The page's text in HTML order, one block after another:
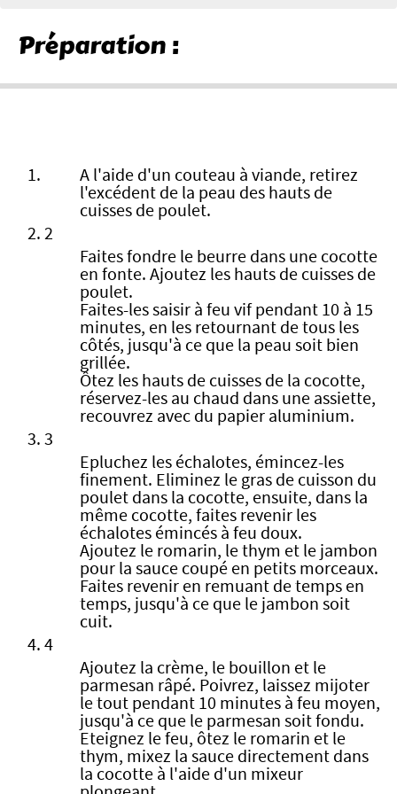
Préparation :
A l'aide d'un couteau à viande, retirez
l'excédent de la peau des hauts de
cuisses de poulet.
2
Faites fondre le beurre dans une cocotte
en fonte. Ajoutez les hauts de cuisses de
poulet.
Faites-les saisir à feu vif pendant 10 à 15
minutes, en les retournant de tous les
côtés, jusqu'à ce que la peau soit bien
grillée.
Ôtez les hauts de cuisses de la cocotte,
réservez-les au chaud dans une assiette,
recouvrez avec du papier aluminium.
3
Epluchez les échalotes, émincez-les
finement. Eliminez le gras de cuisson du
poulet dans la cocotte, ensuite, dans la
même cocotte, faites revenir les
échalotes émincés à feu doux.
Ajoutez le romarin, le thym et le jambon
pour la sauce coupé en petits morceaux.
Faites revenir en remuant de temps en
temps, jusqu'à ce que le jambon soit
cuit.
4
Ajoutez la crème, le bouillon et le
parmesan râpé. Poivrez, laissez mijoter
le tout pendant 10 minutes à feu moyen,
jusqu'à ce que le parmesan soit fondu.
Eteignez le feu, ôtez le romarin et le
thym, mixez la sauce directement dans
la cocotte à l'aide d'un mixeur